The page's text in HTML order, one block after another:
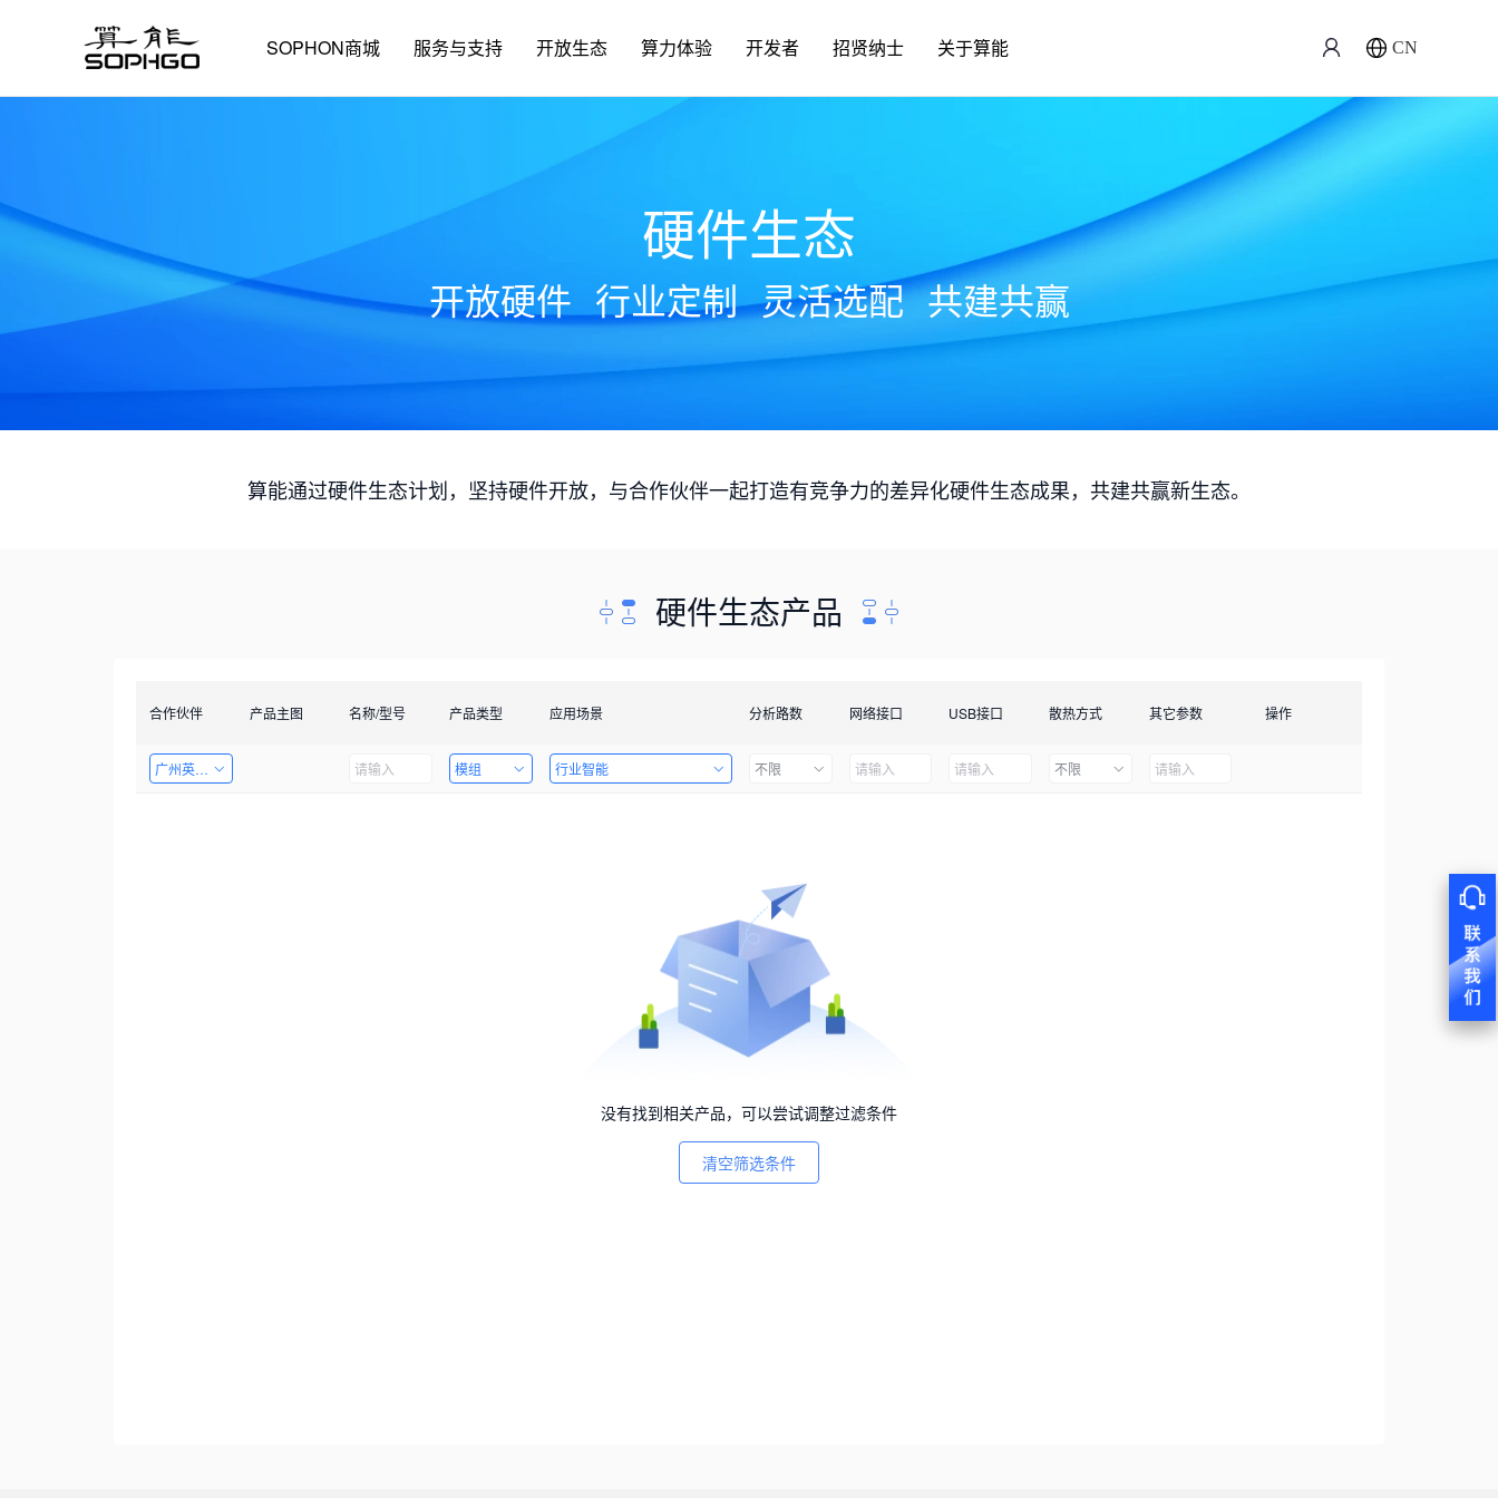
SOPHON商城 服务与支持 开放生态 算力体验 开发者 招贤纳士 关于算能 CN
硬件生态
开放硬件 行业定制 灵活选配 共建共赢
算能通过硬件生态计划，坚持硬件开放，与合作伙伴一起打造有竞争力的差异化硬件生态成果，共建共赢新生态。
硬件生态产品
合作伙伴 产品主图 名称/型号 产品类型 应用场景 分析路数 网络接口 USB接口 散热方式 其它参数 操作
广州英码信息科技有限公司 模组 行业智能 不限 不限
没有找到相关产品，可以尝试调整过滤条件
清空筛选条件